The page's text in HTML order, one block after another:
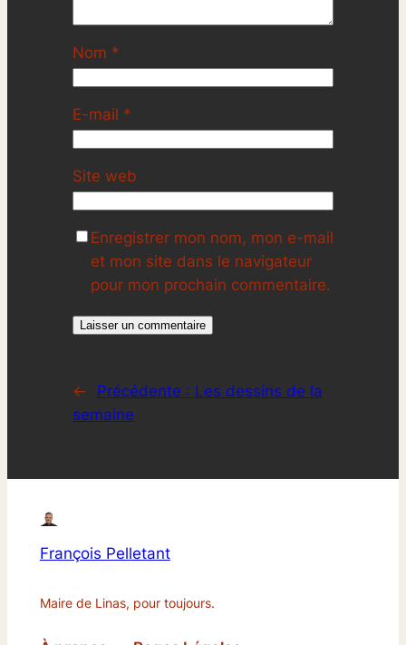
Nom *
E-mail *
Site web
Enregistrer mon nom, mon e-mail
et mon site dans le navigateur
pour mon prochain commentaire.
← Précédente : Les dessins de la
semaine
François Pelletant
Maire de Linas, pour toujours.